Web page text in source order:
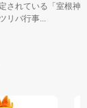
定されている「室根
ツリバ行事...